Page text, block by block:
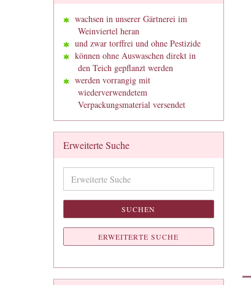
wachsen in unserer Gärtnerei im
Weinviertel heran
und zwar torffrei und ohne Pestizide
können ohne Auswaschen direkt in
den Teich gepflanzt werden
werden vorrangig mit
wiederverwendetem
Verpackungsmaterial versendet
Erweiterte Suche
Suche
SUCHEN
ERWEITERTE SUCHE